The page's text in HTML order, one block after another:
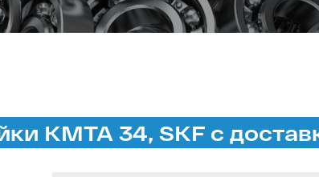
KMTA 34, SKF с